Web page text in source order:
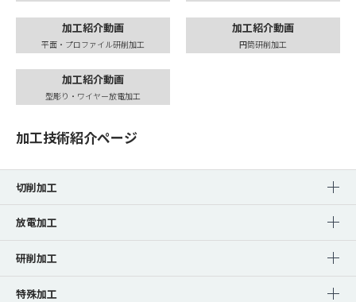
加工紹介動画
平面・プロファイル研削加工
加工紹介動画
円筒研削加工
加工紹介動画
型彫り・ワイヤー放電加工
加工技術紹介ページ
切削加工
放電加工
研削加工
特殊加工